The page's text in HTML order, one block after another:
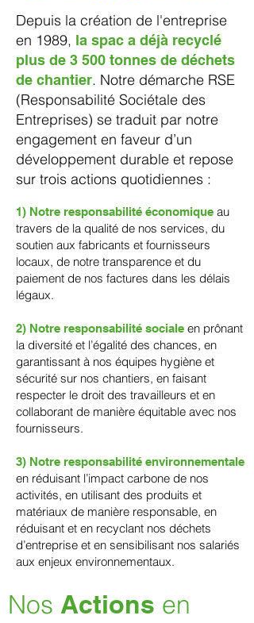
Depuis la création de l'entreprise
en 1989, la spac a déjà recyclé
plus de 3 500 tonnes de déchets
de chantier. Notre démarche RSE
(Responsabilité Sociétale des
Entreprises) se traduit par notre
engagement en faveur d’un
développement durable et repose
sur trois actions quotidiennes :
1) Notre responsabilité économique au
travers de la qualité de nos services, du
soutien aux fabricants et fournisseurs
locaux, de notre transparence et du
paiement de nos factures dans les délais
légaux.
2) Notre responsabilité sociale en prônant
la diversité et l’égalité des chances, en
garantissant à nos équipes hygiène et
sécurité sur nos chantiers, en faisant
respecter le droit des travailleurs et en
collaborant de manière équitable avec nos
fournisseurs.
3) Notre responsabilité environnementale
en réduisant l’impact carbone de nos
activités, en utilisant des produits et
matériaux de manière responsable, en
réduisant et en recyclant nos déchets
d’entreprise et en sensibilisant nos salariés
aux enjeux environnementaux.
Nos Actions en